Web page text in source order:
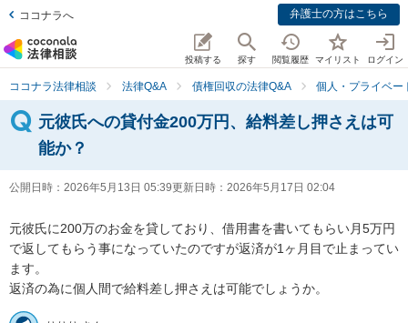
ココナラへ 弁護士の方はこちら
投稿する 探す 閲覧履歴 マイリスト ログイン
ココナラ法律相談 法律Q&A 債権回収の法律Q&A 個人・プライベー
元彼氏への貸付金200万円、給料差し押さえは可
能か？
公開日時： 2026年5月13日 05:39更新日時： 2026年5月17日 02:04
元彼氏に200万のお金を貸しており、借用書を書いてもらい月5万円
で返してもらう事になっていたのですが返済が1ヶ月目で止まってい
ます。
返済の為に個人間で給料差し押さえは可能でしょうか。